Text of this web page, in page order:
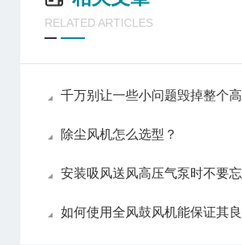
RELATED ARTICLES
千万别让一些小问题毁掉整个高压风机！
除尘风机怎么选型？
安装吸风送风高压气泵时不要忘记这些要点！
如何使用全风鼓风机能保证其良好工作状态？